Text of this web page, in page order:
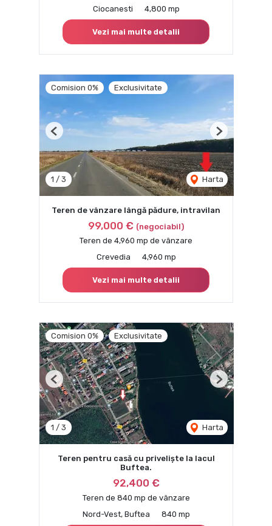
Ciocanesti
4,800 mp
Vezi mai multe detalii
Comision 0% Exclusivitate
1 / 3 Harta
Previous Next
Teren de vânzare lângă pădure, intravilan
99,000 € (negociabil)
Teren de 4,960 mp de vânzare
Crevedia
4,960 mp
Vezi mai multe detalii
Comision 0% Exclusivitate
1 / 3 Harta
Previous Next
Teren pentru casă cu priveliște la lacul
Buftea.
92,400 €
Teren de 840 mp de vânzare
Nord-Vest, Buftea
840 mp